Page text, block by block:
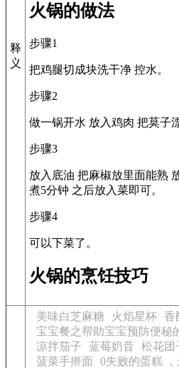
释
义
火锅的做法
步骤1
把鸡腿切成块洗干净 控水。
步骤2
做一锅开水 放入鸡肉 把莫子
步骤3
放入底油 把麻椒放里面能熟
煮5分钟 之后放入菜即可。
步骤4
可以下菜了。
火锅的烹饪技巧
美味白芝麻糖 火焰星杯 香
宝宝餐之帮助宝宝预防便秘
凉拌茄子
蓝莓奶昔 松花团
菠菜手擀面
0失败的蛋糕 ，